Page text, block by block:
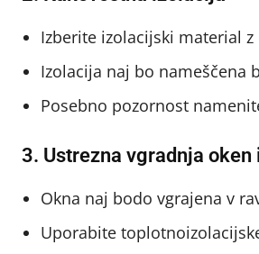
Izberite izolacijski material
Izolacija naj bo nameščena
Posebno pozornost
3. Ustrezna vgradnja oken
Okna naj bodo vgrajena v
Uporabite